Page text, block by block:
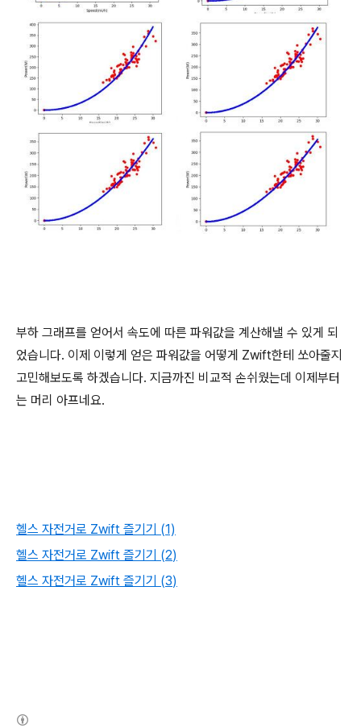
부하 그래프를 얻어서 속도에 따른 파워값을 계산해낼 수 있게 되
었습니다. 이제 이렇게 얻은 파워값을 어떻게 Zwift한테 쏘아줄지
고민해보도록 하겠습니다. 지금까진 비교적 손쉬웠는데 이제부터
는 머리 아프네요.
헬스 자전거로 Zwift 즐기기 (1)
헬스 자전거로 Zwift 즐기기 (2)
헬스 자전거로 Zwift 즐기기 (3)